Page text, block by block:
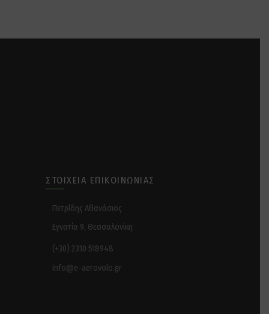
ΣΤΟΙΧΕΊΑ ΕΠΙΚΟΙΝΩΝΊΑΣ
Πετρίδης Αθανάσιος
Εγνατία 9, Θεσσαλονίκη
(+30) 2310 518948
info@e-aerovolo.gr